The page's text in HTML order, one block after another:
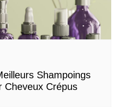
Shampoings
Cheveux Crépus